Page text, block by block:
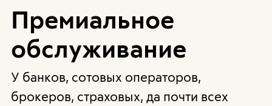
Премиальное
обслуживание
У банков, сотовых операторов,
брокеров, страховых, да почти всех